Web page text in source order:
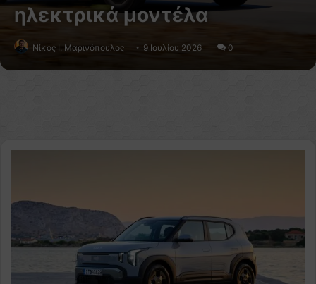
ηλεκτρικά μοντέλα
Nίκος Ι. Mαρινόπουλος 9 Ιουλίου 2026 0